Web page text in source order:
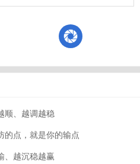
顺、越调越稳
的点，就是你的输点
、越沉稳越赢